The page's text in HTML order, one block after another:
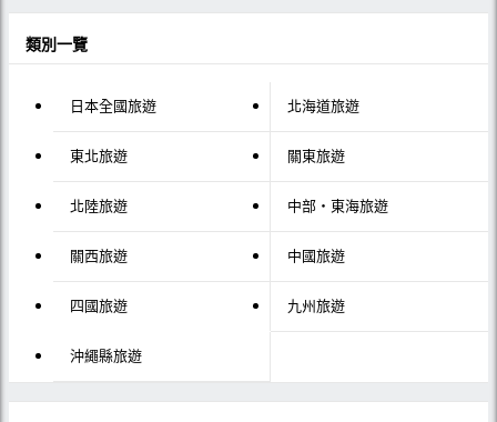
類別一覽
日本全國旅遊 北海道旅遊
東北旅遊 關東旅遊
北陸旅遊 中部・東海旅遊
關西旅遊 中國旅遊
四國旅遊 九州旅遊
沖繩縣旅遊